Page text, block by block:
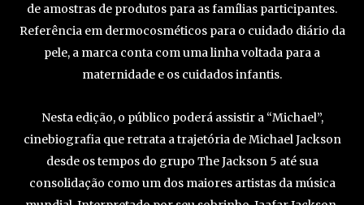
de amostras de produtos para as famílias participantes.
Referência em dermocosméticos para o cuidado diário da
pele, a marca conta com uma linha voltada para a
maternidade e os cuidados infantis.
Nesta edição, o público poderá assistir a “Michael”,
cinebiografia que retrata a trajetória de Michael Jackson
desde os tempos do grupo The Jackson 5 até sua
consolidação como um dos maiores artistas da música